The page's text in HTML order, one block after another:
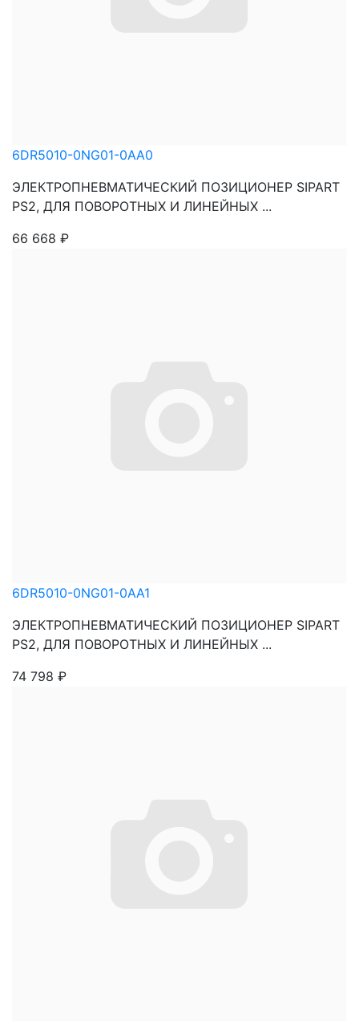
6DR5010-0NG01-0AA0
ЭЛЕКТРОПНЕВМАТИЧЕСКИЙ ПОЗИЦИОНЕР SIPART
PS2, ДЛЯ ПОВОРОТНЫХ И ЛИНЕЙНЫХ ...
66 668 ₽
6DR5010-0NG01-0AA1
ЭЛЕКТРОПНЕВМАТИЧЕСКИЙ ПОЗИЦИОНЕР SIPART
PS2, ДЛЯ ПОВОРОТНЫХ И ЛИНЕЙНЫХ ...
74 798 ₽